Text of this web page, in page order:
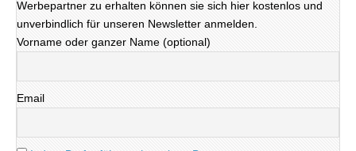
Werbepartner zu erhalten können sie sich hier kostenlos und
unverbindlich für unseren Newsletter anmelden.
Vorname oder ganzer Name (optional)
Email